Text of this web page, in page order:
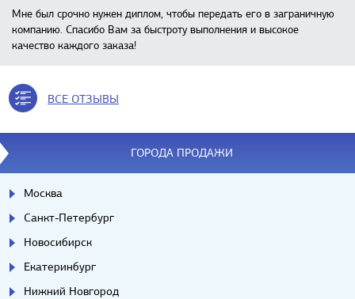
Мне был срочно нужен диплом, чтобы передать его в заграничную
компанию. Спасибо Вам за быстроту выполнения и высокое
качество каждого заказа!
ВСЕ ОТЗЫВЫ
ГОРОДА ПРОДАЖИ
Москва
Санкт-Петербург
Новосибирск
Екатеринбург
Нижний Новгород